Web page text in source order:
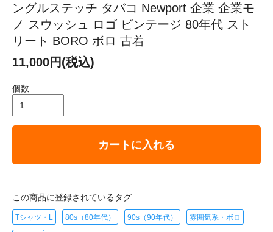
ングルステッチ タバコ Newport 企業 企業モ
ノ スウッシュ ロゴ ビンテージ 80年代 スト
リート BORO ボロ 古着
11,000円(税込)
個数
カートに入れる
この商品に登録されているタグ
Tシャツ・L 80s（80年代） 90s（90年代） 雰囲気系・ボロ